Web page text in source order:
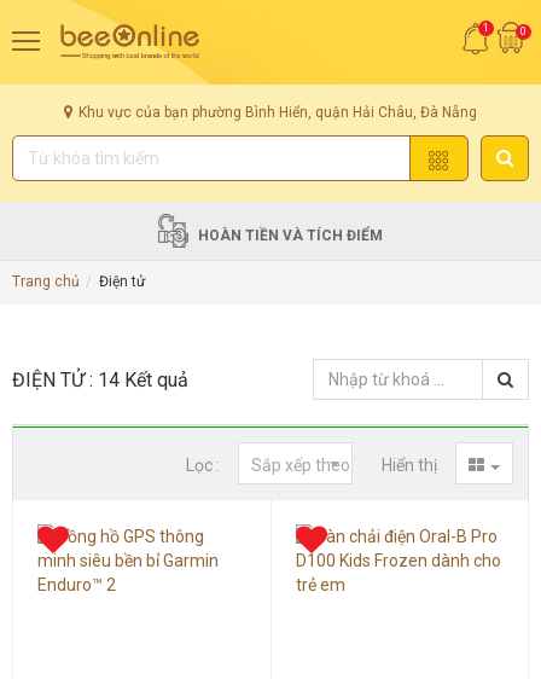
0
1
Khu vực của bạn phường Bình Hiển, quận Hải Châu, Đà Nẵng
HOÀN TIỀN VÀ TÍCH ĐIỂM
Trang chủ Điện tử
ĐIỆN TỬ: 14 Kết quả
Hiển thị
Lọc : Sắp xếp theo